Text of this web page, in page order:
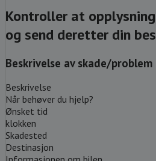
Kontroller at
og send deretter din
Beskrivelse av skade/problem
Beskrivelse
Når behøver du hjelp?
Ønsket tid
klokken
Skadested
Destinasjon